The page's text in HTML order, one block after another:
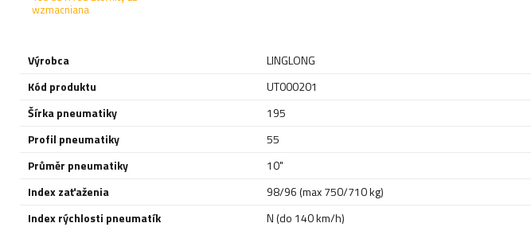
wzmacniana
Výrobca
LINGLONG
Kód produktu
UT000201
Šírka pneumatiky
195
Profil pneumatiky
55
Průměr pneumatiky
10"
Index zaťaženia
98/96 (max 750/710 kg)
Index rýchlosti pneumatík
N (do 140 km/h)